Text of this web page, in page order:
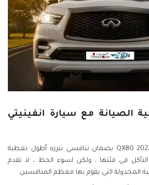
الصيانة مع سيارة انفينيتي
تتمتع سيارة انفنتي QX80 2022 بضمان تنافسي تبرزه أطول تغطية
في فئتها ، ولكن لسوء الحظ ، لا تقدم
المجدولة التي يقوم بها معظم المنافسين.